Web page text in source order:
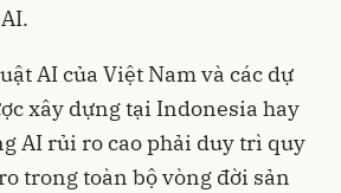
AI của Việt Nam và các dự
xây dựng tại Indonesia hay
AI rủi ro cao phải duy trì quy
trong toàn bộ vòng đời sản